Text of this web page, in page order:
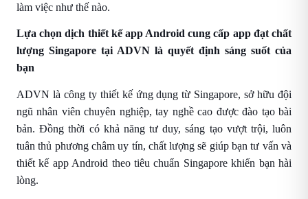
làm việc như thế nào.
Lựa chọn dịch thiết kế app Android cung cấp app đạt chất
lượng Singapore tại ADVN là quyết định sáng suốt của
bạn
ADVN là công ty thiết kế ứng dụng từ Singapore, sở hữu đội
ngũ nhân viên chuyên nghiệp, tay nghề cao được đào tạo bài
bản. Đồng thời có khả năng tư duy, sáng tạo vượt trội, luôn
tuân thủ phương châm uy tín, chất lượng sẽ giúp bạn tư vấn và
thiết kế app Android theo tiêu chuẩn Singapore khiến bạn hài
lòng.